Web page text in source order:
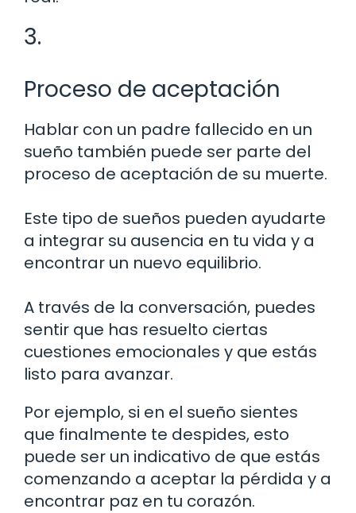
3.
Proceso de aceptación
Hablar con un padre fallecido en un
sueño también puede ser parte del
proceso de aceptación de su muerte.
Este tipo de sueños pueden ayudarte
a integrar su ausencia en tu vida y a
encontrar un nuevo equilibrio.
A través de la conversación, puedes
sentir que has resuelto ciertas
cuestiones emocionales y que estás
listo para avanzar.
Por ejemplo, si en el sueño sientes
que finalmente te despides, esto
puede ser un indicativo de que estás
comenzando a aceptar la pérdida y a
encontrar paz en tu corazón.